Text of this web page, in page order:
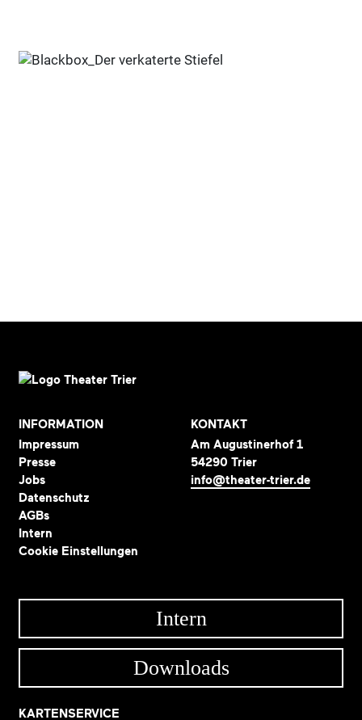
INFORMATION
Impressum
Presse
Jobs
Datenschutz
AGBs
Intern
Cookie Einstellungen
KONTAKT
Am Augustinerhof 1
54290 Trier
info@theater-trier.de
Intern
Downloads
KARTENSERVICE